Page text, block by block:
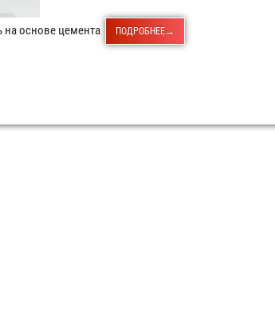
основе цемента ПОДРОБНЕЕ→